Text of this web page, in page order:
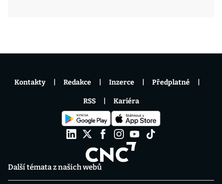
Další témata z našich webů
Kontakty Redakce Inzerce Předplatné
RSS Kariéra